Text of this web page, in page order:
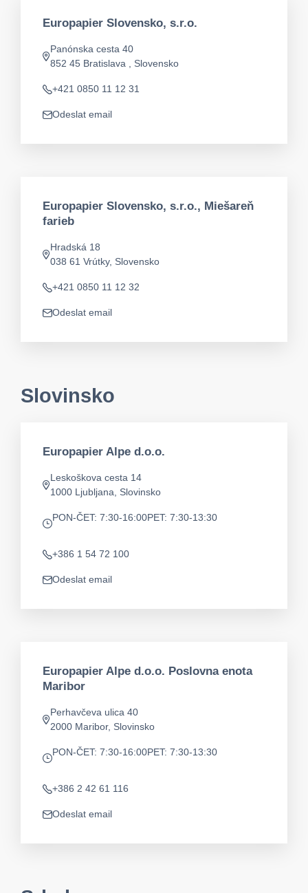
Europapier Slovensko, s.r.o.
Adresa
Panónska cesta 40
852 45 Bratislava , Slovensko
Telefon
+421 0850 11 12 31
app.mail
Odeslat email
Europapier Slovensko, s.r.o., Miešareň
farieb
Adresa
Hradská 18
038 61 Vrútky, Slovensko
Telefon
+421 0850 11 12 32
app.mail
Odeslat email
Slovinsko
Europapier Alpe d.o.o.
Adresa
Leskoškova cesta 14
1000 Ljubljana, Slovinsko
app.opening-times
PON-ČET: 7:30-16:00PET: 7:30-13:30
Telefon
+386 1 54 72 100
app.mail
Odeslat email
Europapier Alpe d.o.o. Poslovna enota
Maribor
Adresa
Perhavčeva ulica 40
2000 Maribor, Slovinsko
app.opening-times
PON-ČET: 7:30-16:00PET: 7:30-13:30
Telefon
+386 2 42 61 116
app.mail
Odeslat email